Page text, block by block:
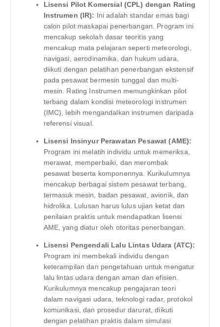
Lisensi Pilot Komersial (CPL) dengan Rating
Instrumen (IR): Ini adalah standar emas bagi
calon pilot maskapai penerbangan. Program ini
mencakup sekolah dasar teoritis yang
mencakup mata pelajaran seperti meteorologi,
navigasi, aerodinamika, dan hukum udara,
diikuti dengan pelatihan penerbangan ekstensif
pada pesawat bermesin tunggal dan multi-
mesin. Rating Instrumen memungkinkan pilot
terbang dalam kondisi meteorologi instrumen
(IMC), lebih mengandalkan instrumen daripada
referensi visual.
Lisensi Insinyur Perawatan Pesawat (AME):
Program ini melatih individu untuk memeriksa,
merawat, memperbaiki, dan merombak
pesawat beserta komponennya. Kurikulumnya
mencakup berbagai sistem pesawat terbang,
termasuk mesin, badan pesawat, avionik, dan
hidrolika. Lulusan harus lulus ujian ketat dan
penilaian praktis untuk mendapatkan lisensi
AME, yang diatur oleh otoritas penerbangan.
Lisensi Pengendali Lalu Lintas Udara (ATC):
Program ini membekali individu dengan
keterampilan dan pengetahuan untuk mengatur
lalu lintas udara dengan aman dan efisien.
Kurikulumnya mencakup pengajaran teori
dalam navigasi udara, teknologi radar, protokol
komunikasi, dan prosedur darurat, diikuti
dengan pelatihan praktis dalam simulasi